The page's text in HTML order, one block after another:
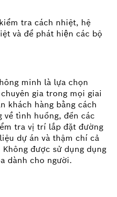
tra cách nhiệt, hệ
và để phát hiện các bộ
minh là lựa chọn
gia trong mọi giai
khách hàng bằng cách
tình huống, đến các
tra vị trí lắp đặt đường
dự án và thậm chí cả
được sử dụng dụng
dành cho người.